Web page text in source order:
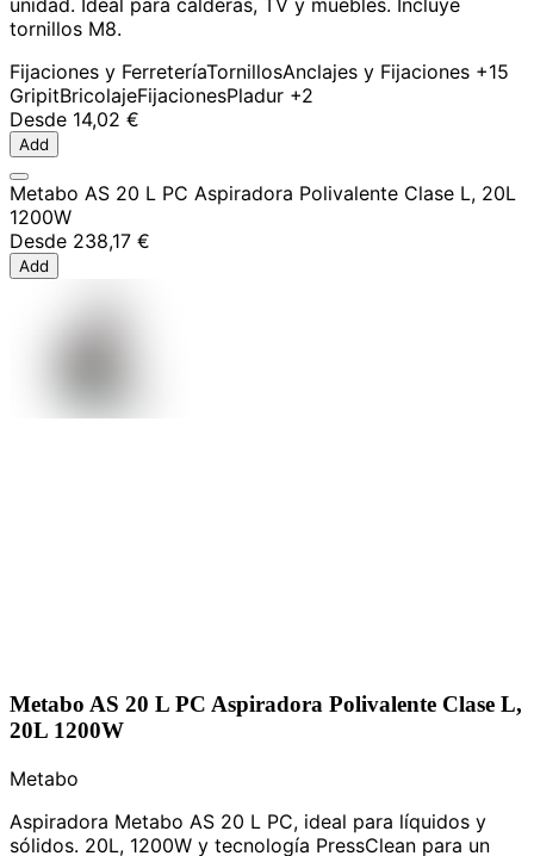
tornillos M8.
Fijaciones y FerreteríaTornillosAnclajes y Fijaciones +15
GripitBricolajeFijacionesPladur +2
Desde 14,02 €
Add
Metabo AS 20 L PC Aspiradora Polivalente Clase L, 20L
1200W
Desde 238,17 €
Add
Metabo AS 20 L PC Aspiradora Polivalente Clase L,
20L 1200W
Metabo
Aspiradora Metabo AS 20 L PC, ideal para líquidos y
sólidos. 20L, 1200W y tecnología PressClean para un